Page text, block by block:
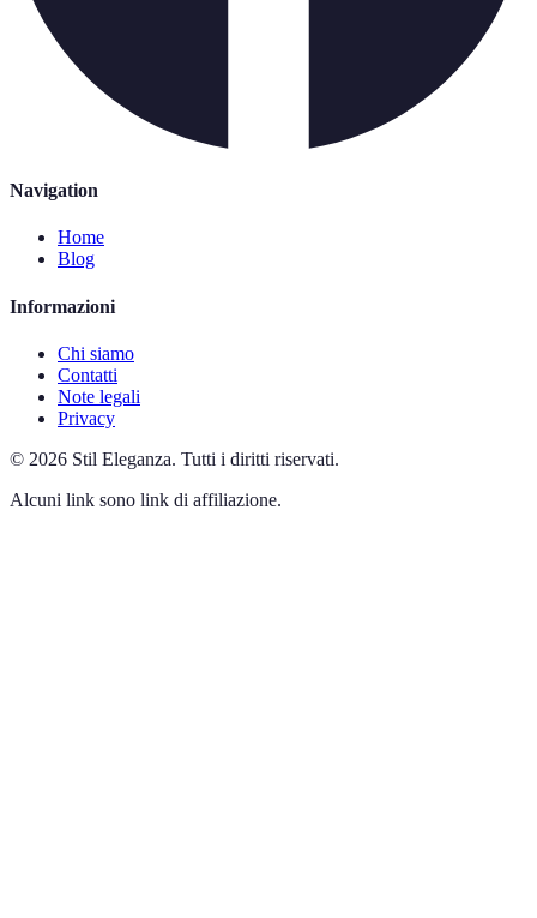
Navigation
Home
Blog
Informazioni
Chi siamo
Contatti
Note legali
Privacy
© 2026 Stil Eleganza. Tutti i diritti riservati.
Alcuni link sono link di affiliazione.